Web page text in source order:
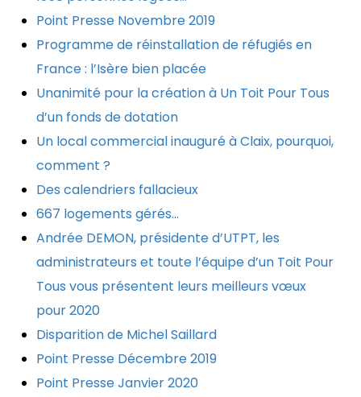
Point Presse Novembre 2019
Programme de réinstallation de réfugiés en
France : l’Isère bien placée
Unanimité pour la création à Un Toit Pour Tous
d’un fonds de dotation
Un local commercial inauguré à Claix, pourquoi,
comment ?
Des calendriers fallacieux
667 logements gérés…
Andrée DEMON, présidente d’UTPT, les
administrateurs et toute l’équipe d’un Toit Pour
Tous vous présentent leurs meilleurs vœux
pour 2020
Disparition de Michel Saillard
Point Presse Décembre 2019
Point Presse Janvier 2020